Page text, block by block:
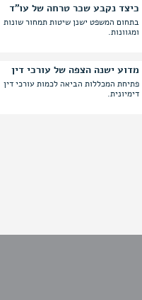
כיצד נקבע שכר טרחה של עו"ד
בתחום המשפט ישנן שיטות תמחור שונות
ומגוונות.
מדוע ישנה הצפה של עורכי דין
פתיחת המכללות הביאה לכמות עורכי דין
דימיונית.